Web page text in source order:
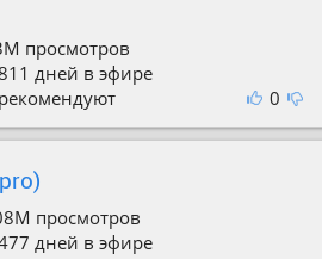
просмотров
дней в эфире
рекомендуют 0
просмотров
дней в эфире